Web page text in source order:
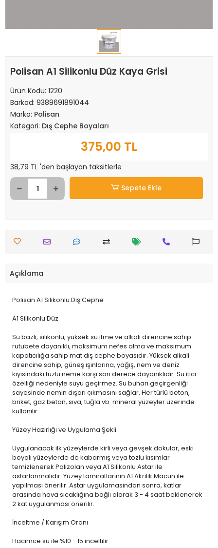
Polisan A1 Silikonlu Düz Kaya Grisi
Ürün Kodu: 1220
Barkod: 9389691891044
Marka: Polisan
Kategori: Dış Cephe Boyaları
375,00 TL
38,79 TL 'den başlayan taksitlerle
Sepete Ekle
Açıklama
Polisan A1 Silikonlu Dış Cephe
A1 Silikonlu Düz
Su bazlı, silikonlu, yüksek su itme ve alkali direncine sahip
rutubete dayanıklı, maksimum nefes alma ve maksimum
kapatıcılığa sahip mat dış cephe boyasıdır. Yüksek alkali
direncine sahip, güneş ışınlarına, yağış, nem ve deniz
kıyısındaki tuzlu neme karşı son derece dayanıklıdır. Su itici
özelliği nedeniyle suyu geçirmez. Su buharı geçirgenliği
sayesinde nemin dışarı çıkmasını sağlar. Her türlü beton,
briket, gaz beton, sıva, tuğla vb. mineral yüzeyler üzerinde
kullanılır.
Yüzey Hazırlığı ve Uygulama Şekli
Uygulanacak ilk yüzeylerde kirli veya gevşek dokular, eski
boyalı yüzeylerde de kabarmış veya tozlu kısımlar
temizlenerek Polizolan veya A1 Silikonlu Astar ile
astarlanmalıdır. Yüzey tamiratlarının A1 Akrilik Macun ile
yapılması önerilir. Astar uygulamasından sonra, katlar
arasında hava sıcaklığına bağlı olarak 3 - 4 saat beklenerek
2 kat uygulanması önerilir.
İnceltme / Karışım Oranı
Hacimce su ile %10 - 15 inceltilir.